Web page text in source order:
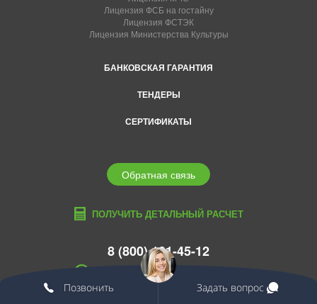
Лицензия ФСБ на гостайну
Лицензия ФСТЭК
Лицензия Министерства Культуры
БАНКОВСКАЯ ГАРАНТИЯ
ТЕНДЕРЫ
СЕРТИФИКАТЫ
Обратная связь
ПОЛУЧИТЬ ДЕТАЛЬНЫЙ РАСЧЕТ
8 (800) 101-45-12
habarovsk@edcons.ru
Позвонить Задать вопрос